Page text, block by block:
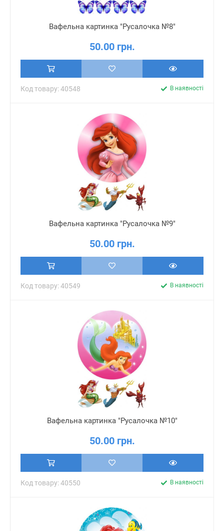
Вафельна картинка "Русалочка №8"
50.00 грн.
Код товару: 40548 В наявності
Вафельна картинка "Русалочка №9"
50.00 грн.
Код товару: 40549 В наявності
Вафельна картинка "Русалочка №10"
50.00 грн.
Код товару: 40550 В наявності